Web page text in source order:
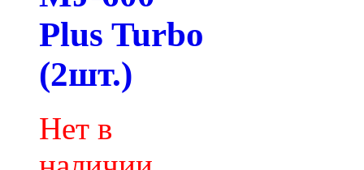
Plus Turbo
(2шт.)
Нет в